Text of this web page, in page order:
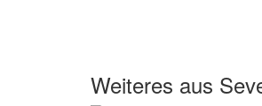
Weiteres aus